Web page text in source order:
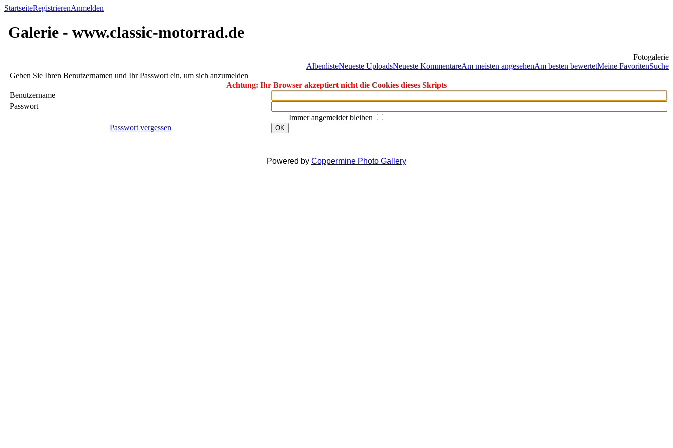
StartseiteRegistrierenAnmelden
Galerie - www.classic-motorrad.de
Fotogalerie
AlbenlisteNeueste UploadsNeueste KommentareAm meisten angesehenAm besten bewertetMeine FavoritenSuche
Geben Sie Ihren Benutzernamen und Ihr Passwort ein, um sich anzumelden
Achtung: Ihr Browser akzeptiert nicht die Cookies dieses Skripts
Benutzername
Passwort
Immer angemeldet bleiben
Passwort vergessen
OK
Powered by Coppermine Photo Gallery